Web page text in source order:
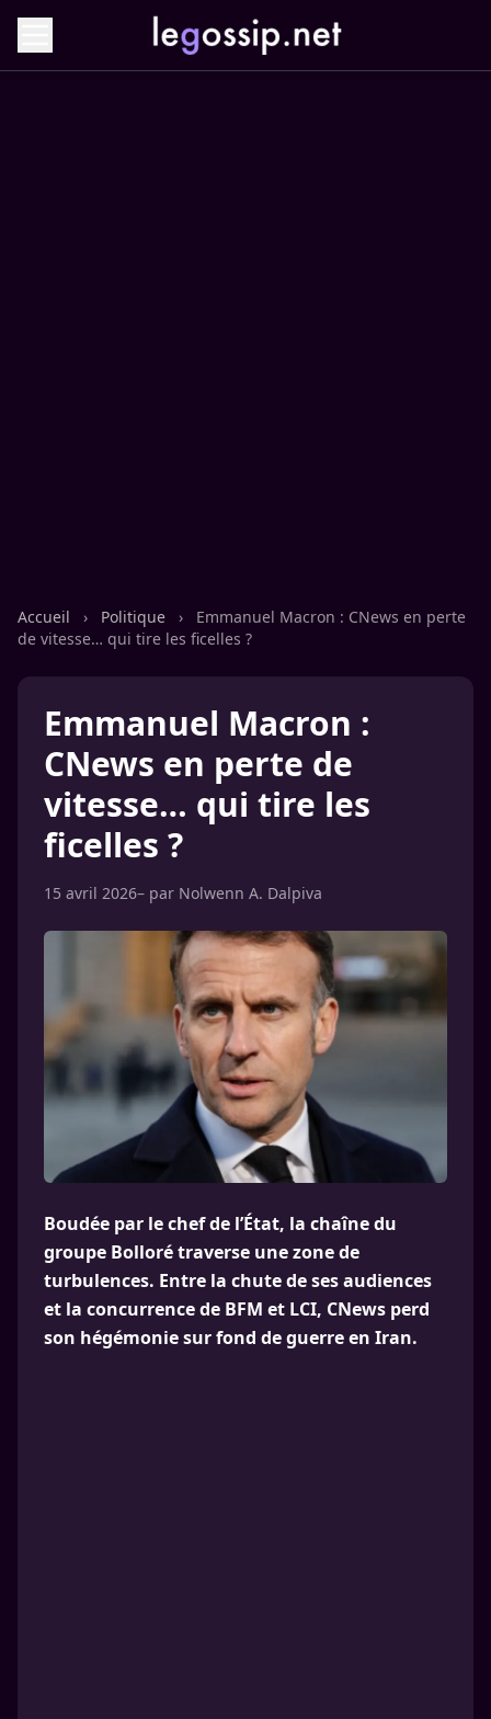
Accueil › Politique ›
Emmanuel Macron : CNews en perte
de vitesse… qui tire les ficelles ?
Emmanuel Macron :
CNews en perte de
vitesse… qui tire les
ficelles ?
15 avril 2026– par Nolwenn A. Dalpiva
Boudée par le chef de l’État, la chaîne du
groupe Bolloré traverse une zone de
turbulences. Entre la chute de ses audiences
et la concurrence de BFM et LCI, CNews perd
son hégémonie sur fond de guerre en Iran.